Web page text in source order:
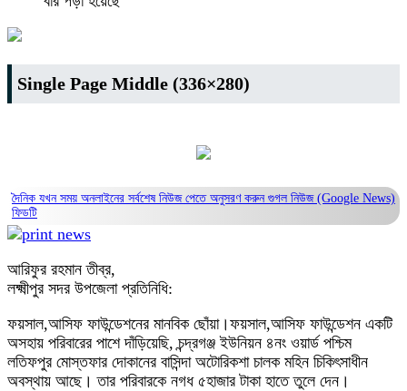
Single Page Middle (336×280)
দৈনিক যখন সময় অনলাইনের সর্বশেষ নিউজ পেতে অনুসরণ করুন গুগল নিউজ (Google News)
ফিডটি
আরিফুর রহমান তীব্র,
লক্ষ্মীপুর সদর উপজেলা প্রতিনিধি:
ফয়সাল,আসিফ ফাউন্ডেশনের মানবিক ছোঁয়া।ফয়সাল,আসিফ ফাউন্ডেশন একটি
অসহায় পরিবারের পাশে দাঁড়িয়েছি, চন্দ্রগঞ্জ ইউনিয়ন ৪নং ওয়ার্ড পশ্চিম
লতিফপুর মোস্তফার দোকানের বাসিন্দা অটোরিকশা চালক মহিন চিকিৎসাধীন
অবস্থায় আছে। তার পরিবারকে নগধ ৫হাজার টাকা হাতে তুলে দেন।